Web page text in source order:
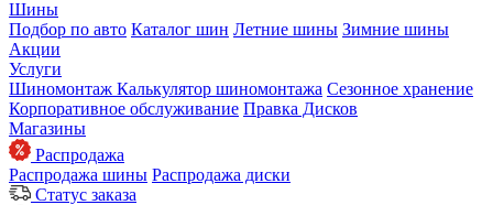
Шины
Подбор по авто Каталог шин Летние шины Зимние шины
Акции
Услуги
Шиномонтаж Калькулятор шиномонтажа Сезонное хранение
Корпоративное обслуживание Правка Дисков
Магазины
Распродажа
Распродажа шины Распродажа диски
Статус заказа